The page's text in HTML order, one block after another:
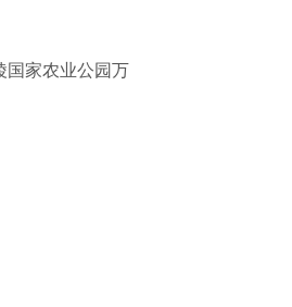
国家农业公园万